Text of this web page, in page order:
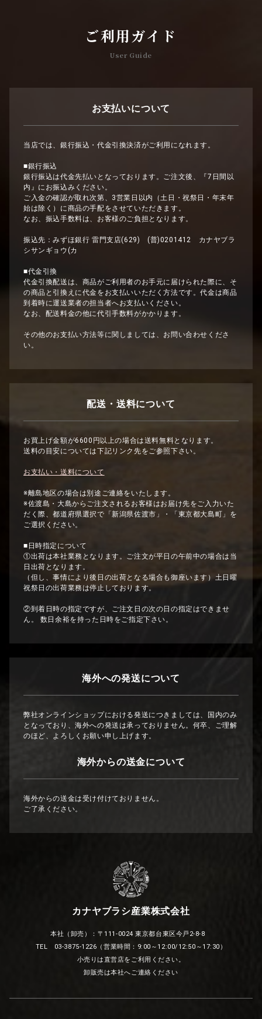
ご利用ガイド
User Guide
お支払いについて
当店では、銀行振込・代金引換決済がご利用になれます。
■銀行振込
銀行振込は代金先払いとなっております。ご注文後、『7日間以
内』にお振込みください。
ご入金の確認が取れ次第、3営業日以内（土日・祝祭日・年末年
始は除く）に商品の手配をさせていただきます。
なお、振込手数料は、お客様のご負担となります。
振込先：みずほ銀行 雷門支店(629) (普)0201412 カナヤブラ
シサンギョウ(カ
■代金引換
代金引換配送は、商品がご利用者のお手元に届けられた際に、そ
の商品と引換えに代金をお支払いいただく方法です。代金は商品
到着時に運送業者の担当者へお支払いください。
なお、配送料金の他に代引手数料がかかります。
その他のお支払い方法等に関しましては、お問い合わせくださ
い。
配送・送料について
お買上げ金額が6600円以上の場合は送料無料となります。
送料の目安については下記リンク先をご参照下さい。
お支払い・送料について
※離島地区の場合は別途ご連絡をいたします。
※佐渡島・大島からご注文されるお客様はお届け先をご入力いた
だく際、都道府県選択で「新潟県佐渡市」・「東京都大島町」を
ご選択ください。
■日時指定について
①出荷は本社業務となります。ご注文が平日の午前中の場合は当
日出荷となります。
（但し、事情により後日の出荷となる場合も御座います）土日曜
祝祭日の出荷業務は停止しております。
②到着日時の指定ですが、ご注文日の次の日の指定はできませ
ん。 数日余裕を持った日時をご指定下さい。
海外への発送について
弊社オンラインショップにおける発送につきましては、国内のみ
となっており、海外への発送は承っておりません。何卒、ご理解
のほど、よろしくお願い申し上げます。
海外からの送金について
海外からの送金は受け付けておりません。
ご了承ください。
カナヤブラシ産業株式会社
本社（卸売）：〒111-0024 東京都台東区今戸2-8-8
TEL 03-3875-1226（営業時間：9:00～12:00/12:50～17:30）
小売りは直営店をご利用ください。
卸販売は本社へご連絡ください